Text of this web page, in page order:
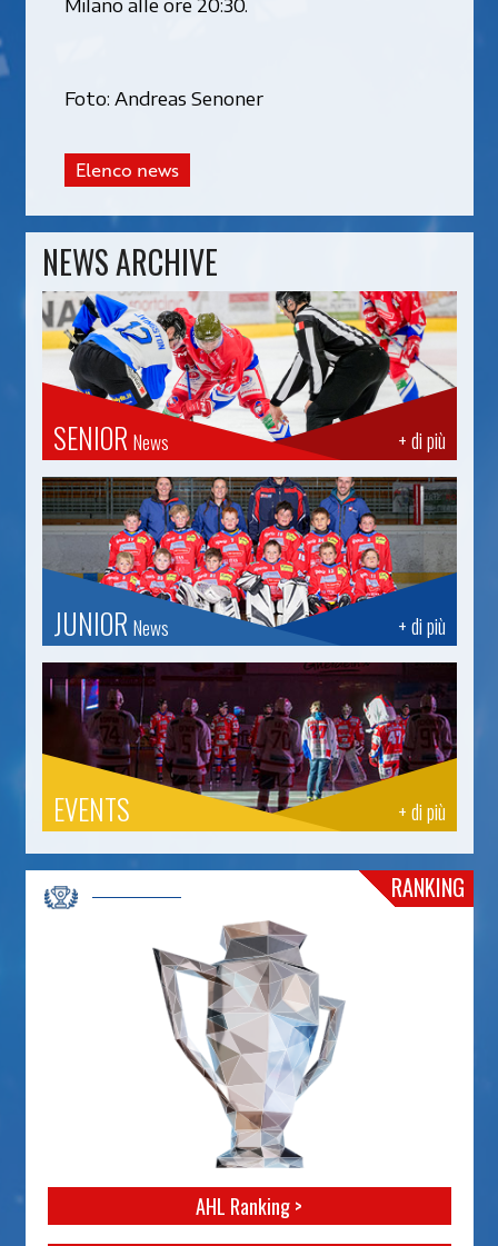
Foto: Andreas Senoner
Elenco news
NEWS ARCHIVE
+ di più
SENIOR News
+ di più
JUNIOR News
+ di più
EVENTS
RANKING
AHL Ranking >